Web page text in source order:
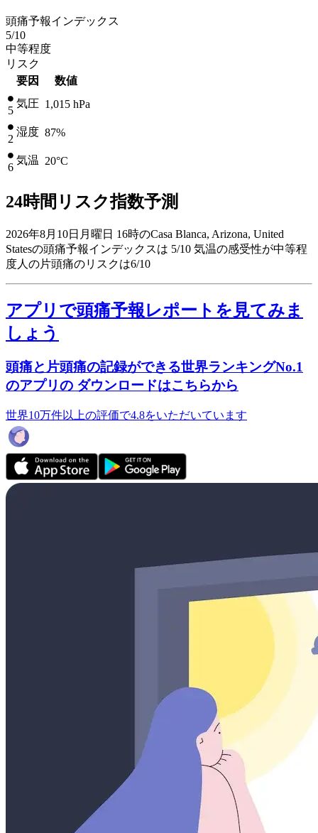
頭痛予報インデックス
5/10
中等程度
リスク
要因
数値
5
気圧 1,015 hPa
2
湿度 87%
6
気温 20°C
24時間リスク指数予測
2026年8月10日月曜日 16時のCasa Blanca, Arizona, United
Statesの頭痛予報インデックスは 5/10 気温の感受性が中等程
度人の片頭痛のリスクは6/10
アプリで頭痛予報レポートを見てみま
しょう
頭痛と片頭痛の記録ができる世界ランキングNo.1
のアプリの ダウンロードはこちらから
世界10万件以上の評価で4.8をいただいています